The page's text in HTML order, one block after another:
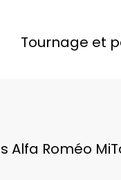
Tournage et
Alfa Roméo